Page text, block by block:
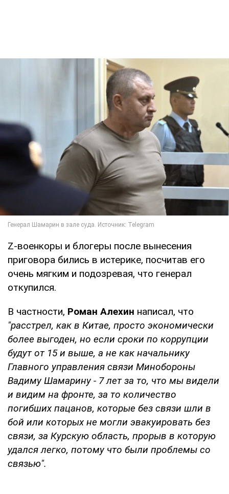
Z-военкоры и блогеры после вынесения
приговора бились в истерике, посчитав его
очень мягким и подозревая, что генерал
откупился.
В частности, Роман Алехин написал, что
"расстрел, как в Китае, просто экономически
более выгоден, но если сроки по коррупции
будут от 15 и выше, а не как начальнику
Главного управления связи Минобороны
Вадиму Шамарину - 7 лет за то, что мы видели
и видим на фронте, за то количество
погибших пацанов, которые без связи шли в
бой или которых не могли эвакуировать без
связи, за Курскую область, прорыв в которую
удался легко, потому что были проблемы со
связью".